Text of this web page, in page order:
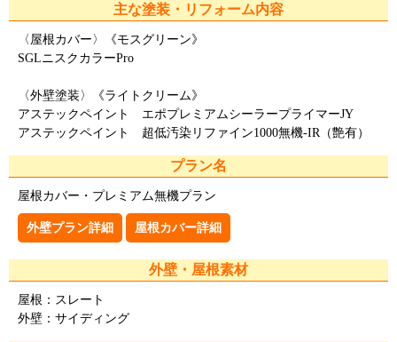
主な塗装・リフォーム内容
〈屋根カバー〉《モスグリーン》
SGLニスクカラーPro
〈外壁塗装〉《ライトクリーム》
アステックペイント エポプレミアムシーラープライマーJY
アステックペイント 超低汚染リファイン1000無機-IR（艶有）
プラン名
屋根カバー・プレミアム無機プラン
外壁プラン詳細 屋根カバー詳細
外壁・屋根素材
屋根：スレート
外壁：サイディング